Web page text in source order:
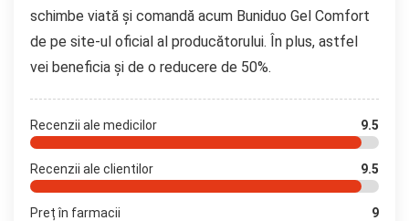
schimbe viată și comandă acum Buniduo Gel Comfort
de pe site-ul oficial al producătorului. În plus, astfel
vei beneficia și de o reducere de 50%.
Recenzii ale medicilor 9.5
Recenzii ale clientilor 9.5
Preț în farmacii 9